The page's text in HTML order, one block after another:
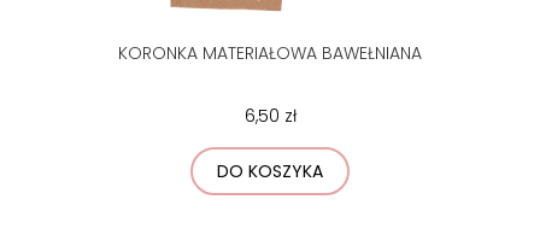
KORONKA MATERIAŁOWA BAWEŁNIANA
6,50 zł
DO KOSZYKA